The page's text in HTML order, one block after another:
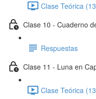
Clase Teórica
Clase 10 - Cuaderno
Respuestas
Clase 11 - Luna en
Clase Teórica